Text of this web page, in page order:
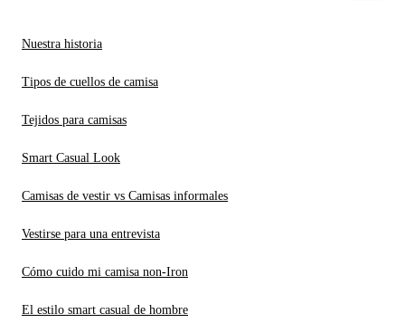
Nuestra historia
Tipos de cuellos de camisa
Tejidos para camisas
Smart Casual Look
Camisas de vestir vs Camisas informales
Vestirse para una entrevista
Cómo cuido mi camisa non-Iron
El estilo smart casual de hombre